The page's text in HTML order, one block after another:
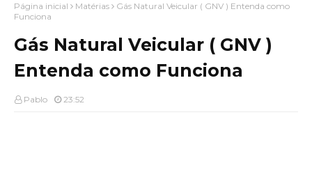
Página inicial Matérias
Gás Natural Veicular ( GNV ) Entenda como
Funciona
Gás Natural Veicular ( GNV )
Entenda como Funciona
Pablo 23:52